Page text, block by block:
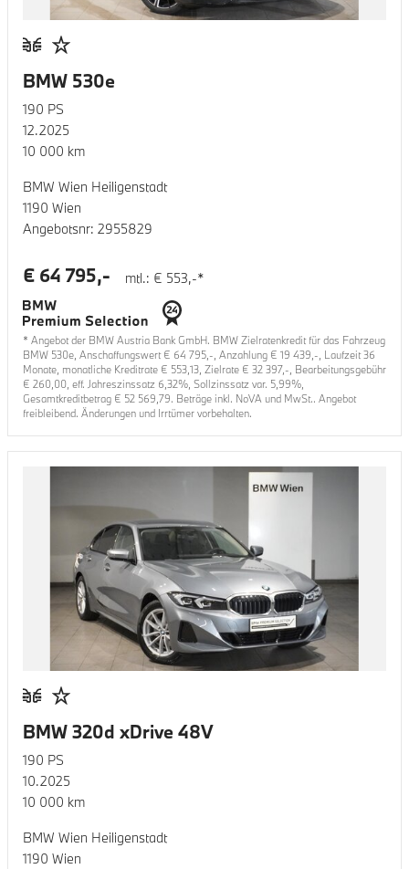
BMW 530e
190 PS
12.2025
10 000 km
BMW Wien Heiligenstadt
1190 Wien
Angebotsnr: 2955829
mtl.: € 553,-*
€ 64 795,-
* Angebot der BMW Austria Bank GmbH. BMW Zielratenkredit für das Fahrzeug
BMW 530e , Anschaffungswert € 64 795 ,-, Anzahlung € 19 439 ,-, Laufzeit36
Monate, monatliche Kreditrate € 553,13 , Zielrate € 32 397,-, Bearbeitungsgebühr
€ 260,00 , eff. Jahreszinssatz 6,32%, Sollzinssatz var. 5,99%,
Gesamtkreditbetrag € 52 569,79. Beträge inkl. NoVA und MwSt.. Angebot
freibleibend. Änderungen und Irrtümer vorbehalten.
BMW 320d xDrive 48V
190 PS
10.2025
10 000 km
BMW Wien Heiligenstadt
1190 Wien